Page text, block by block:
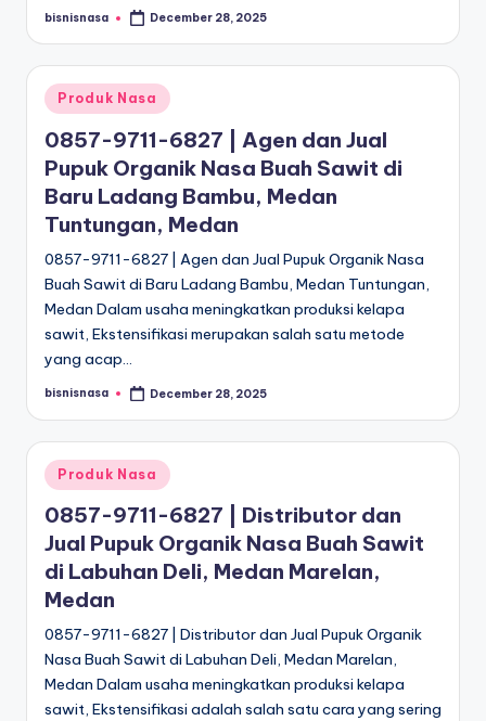
Posted
bisnisnasa December 28, 2025
Posted
in
Produk Nasa
0857-9711-6827 | Agen dan Jual
Pupuk Organik Nasa Buah Sawit di
Baru Ladang Bambu, Medan
Tuntungan, Medan
0857-9711-6827 | Agen dan Jual Pupuk Organik Nasa
Buah Sawit di Baru Ladang Bambu, Medan Tuntungan,
Medan Dalam usaha meningkatkan produksi kelapa
sawit, Ekstensifikasi merupakan salah satu metode
yang acap…
Posted
bisnisnasa December 28, 2025
Posted
in
Produk Nasa
0857-9711-6827 | Distributor dan
Jual Pupuk Organik Nasa Buah Sawit
di Labuhan Deli, Medan Marelan,
Medan
0857-9711-6827 | Distributor dan Jual Pupuk Organik
Nasa Buah Sawit di Labuhan Deli, Medan Marelan,
Medan Dalam usaha meningkatkan produksi kelapa
sawit, Ekstensifikasi adalah salah satu cara yang sering